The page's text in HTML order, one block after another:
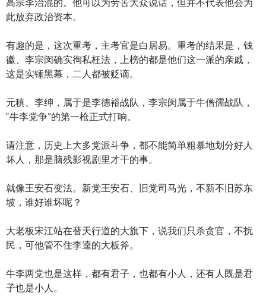
此放弃政治资本。
有趣的是，这次重考，主考官是白居易。重考的结果是，钱
徽、李宗闵确实徇私枉法，上榜的都是他们这一派的亲戚，
这是实锤黑幕，二人都被贬谪。
元稹、李绅，属于是李德裕战队，李宗闵属于牛僧孺战队，
“牛李党争”的第一枪正式打响。
请注意，历史上大多党派斗争，都不能简单粗暴地划分好人
坏人，那是脑残影视剧里才干的事。
就像王安石变法。新党王安石、旧党司马光，不新不旧苏东
坡，谁好谁坏呢？
大老板宋江站在替天行道的大旗下，说我们只杀贪官，不扰
民，可他管不住李逵的大板斧。
牛李两党也是这样，都有君子，也都有小人，还有人既是君
子也是小人。